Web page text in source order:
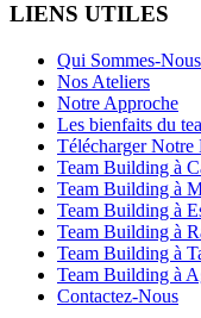
LIENS UTILES
Qui Sommes-
Nos Ateliers
Notre Approche
Les bienfaits du
Télécharger Notre
Team Building à
Team Building à
Team Building à
Team Building à
Team Building à
Team Building à
Contactez-Nous